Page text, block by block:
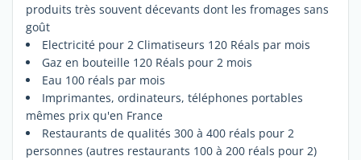
produits très souvent décevants dont les fromages sans
goût
Electricité pour 2 Climatiseurs 120 Réals par mois
Gaz en bouteille 120 Réals pour 2 mois
Eau 100 réals par mois
Imprimantes, ordinateurs, téléphones portables
mêmes prix qu'en France
Restaurants de qualités 300 à 400 réals pour 2
personnes (autres restaurants 100 à 200 réals pour 2)